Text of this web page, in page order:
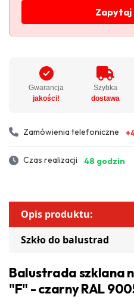
Gwarancja
jakości!
Szybka
dostawa
Zamówienia telefoniczne
Czas realizacji 48 godzin
Opis produktu:
Szkło do balustrad
Balustrada szklana
"F" - czarny RAL